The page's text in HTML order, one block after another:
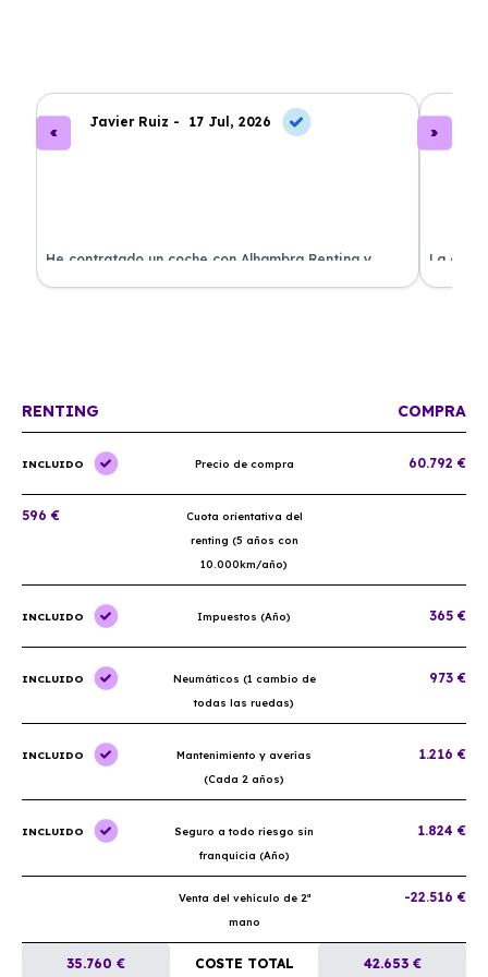
Javier Ruiz - 17 Jul, 2026
He contratado un coche con Alhambra Renting y
estoy impresionado. Todo ha sido transparente y sin
La
RENTING COMPRA
INCLUIDO Precio de compra 60.792 €
596 €
Cuota orientativa del
renting (5 años con
10.000km/año)
INCLUIDO Impuestos (Año) 365 €
INCLUIDO
Neumáticos (1 cambio de
todas las ruedas)
973 €
INCLUIDO
Mantenimiento y averías
(Cada 2 años)
1.216 €
INCLUIDO
Seguro a todo riesgo sin
franquicia (Año)
1.824 €
Venta del vehículo de 2ª
mano
-22.516 €
35.760 € COSTE TOTAL 42.653 €